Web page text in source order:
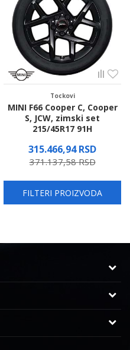
Tockovi
MINI F66 Cooper C, Cooper
S, JCW, zimski set
215/45R17 91H
315.466,94RSD
371.137,58RSD
Proverite dostupnost
FILTERI PROIZVODA